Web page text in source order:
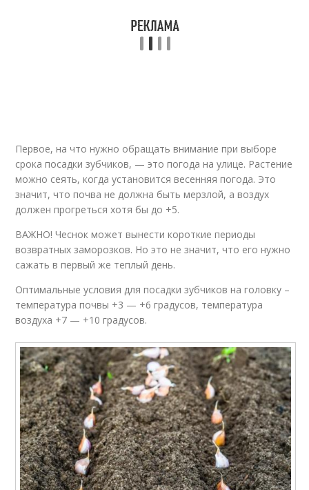
Первое, на что нужно обращать внимание при выборе
срока посадки зубчиков, — это погода на улице. Растение
можно сеять, когда установится весенняя погода. Это
значит, что почва не должна быть мерзлой, а воздух
должен прогреться хотя бы до +5.
ВАЖНО! Чеснок может вынести короткие периоды
возвратных заморозков. Но это не значит, что его нужно
сажать в первый же теплый день.
Оптимальные условия для посадки зубчиков на головку –
температура почвы +3 — +6 градусов, температура
воздуха +7 — +10 градусов.